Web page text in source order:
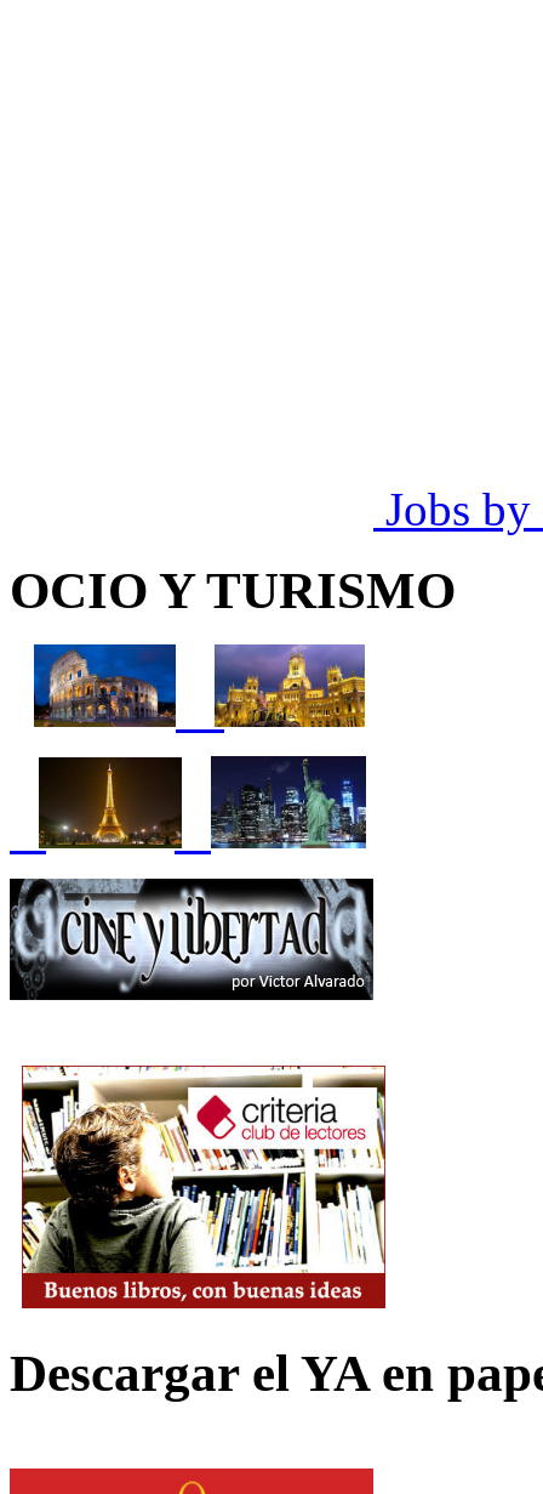
Jobs by
OCIO Y TURISMO
Descargar el YA en